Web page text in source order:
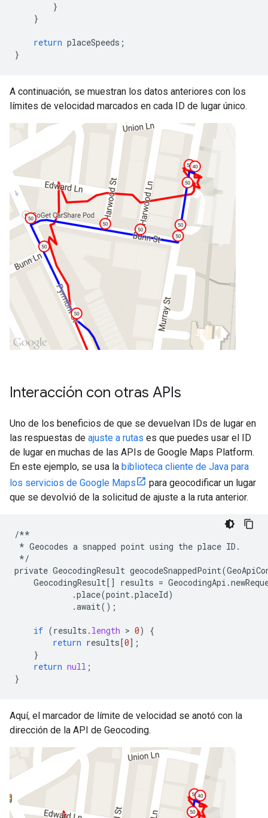
}
}
return placeSpeeds ;
}
A continuación, se muestran los datos anteriores con los
límites de velocidad marcados en cada ID de lugar único.
Interacción con otras APIs
Uno de los beneficios de que se devuelvan IDs de lugar en
las respuestas de ajuste a rutas es que puedes usar el ID
de lugar en muchas de las APIs de Google Maps Platform.
En este ejemplo, se usa la biblioteca cliente de Java para
los servicios de Google Maps
para geocodificar un lugar
que se devolvió de la solicitud de ajuste a la ruta anterior.
/**
* Geocodes a snapped point using the place ID .
*/
private GeocodingResult geocodeSnappedPoint(
GeocodingResult[] results = GeocodingApi .
.place(point.placeId)
.await();
if (results . length > 0)
{
return results[0];
}
return null ;
}
Aquí, el marcador de límite de velocidad se anotó con la
dirección de la API de Geocoding.